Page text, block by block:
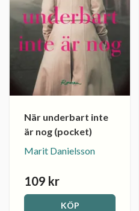
När underbart inte
är nog (pocket)
Marit Danielsson
109 kr
KÖP